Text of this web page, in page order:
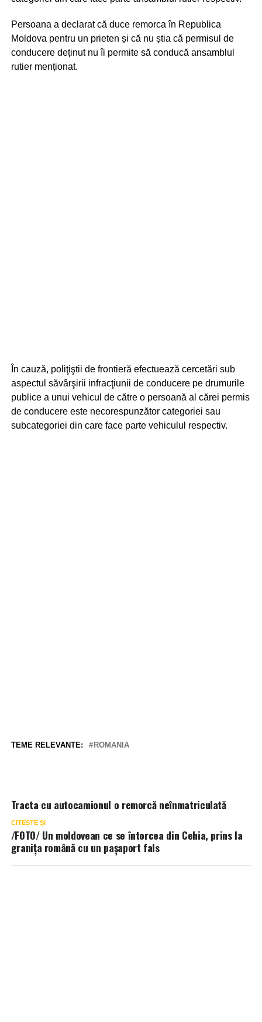
Persoana a declarat că duce remorca în Republica
Moldova pentru un prieten și că nu știa că permisul de
conducere deținut nu îi permite să conducă ansamblul
rutier menționat.
În cauză, poliţiştii de frontieră efectuează cercetări sub
aspectul săvârşirii infracţiunii de conducere pe drumurile
publice a unui vehicul de către o persoană al cărei permis
de conducere este necorespunzător categoriei sau
subcategoriei din care face parte vehiculul respectiv.
TEME RELEVANTE: ROMANIA
Tracta cu autocamionul o remorcă neînmatriculată
CITEȘTE ȘI
/FOTO/ Un moldovean ce se întorcea din Cehia, prins la
granița română cu un pașaport fals